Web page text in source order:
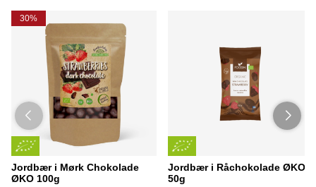
30%
Jordbær i Mørk Chokolade
ØKO 100g
Jordbær i Råchokolade ØKO
50g